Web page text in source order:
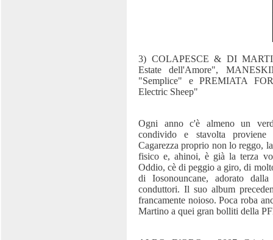
3) COLAPESCE & DI
Estate dell'Amore",
"Semplice" e PREMIATA
Electric Sheep"
Ogni anno c'è almeno un
condivido e stavolta
Cagarezza proprio non lo reggo,
fisico e, ahinoi, è già la terza
Oddio, cè di peggio a giro, di
di Iosonouncane, adorato
conduttori. Il suo album
francamente noioso. Poca roba
Martino a quei gran bolliti della